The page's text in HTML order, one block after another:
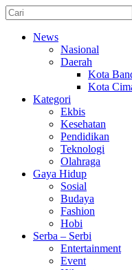
News
Nasional
Daerah
Kota
Kota
Kategori
Ekbis
Kesehatan
Pendidikan
Teknologi
Olahraga
Gaya Hidup
Sosial
Budaya
Fashion
Hobi
Serba – Serbi
Entertainment
Event